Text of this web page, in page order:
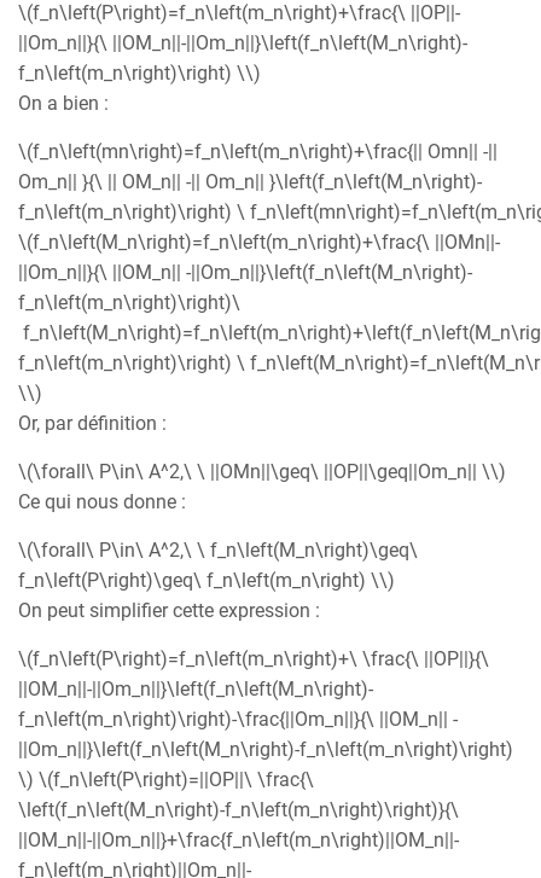
\(f_n\left(P\right)=f_n\left(m_n\right)+\frac{\ ||OP||-
||Om_n||}{\ ||OM_n||-||Om_n||}\left(f_n\left(M_n\right)-
f_n\left(m_n\right)\right) \\)
On a bien :
\(f_n\left(mn\right)=f_n\left(m_n\right)+\frac{|| Omn|| -||
Om_n|| }{\ || OM_n|| -|| Om_n|| }\left(f_n\left(M_n\right)-
f_n\left(m_n\right)\right) \
\(f_n\left(M_n\right)=f_n\left(m_n\right)+\frac{\ ||OMn||-
||Om_n||}{\ ||OM_n|| -||Om_n||}\left(f_n\left(M_n\right)-
f_n\left(m_n\right)\right)\
f_n\left(m_n\right)\right) \
\\)
Or, par définition :
\(\forall\ P\in\ A^2,\ \ ||OMn||\geq\ ||OP||\geq||Om_n|| \\)
Ce qui nous donne :
\(\forall\ P\in\ A^2,\ \ f_n\left(M_n\right)\geq\
f_n\left(P\right)\geq\ f_n\left(m_n\right) \\)
On peut simplifier cette expression :
\(f_n\left(P\right)=f_n\left(m_n\right)+\ \frac{\ ||OP||}{\
||OM_n||-||Om_n||}\left(f_n\left(M_n\right)-
f_n\left(m_n\right)\right)-\frac{||Om_n||}{\ ||OM_n|| -
||Om_n||}\left(f_n\left(M_n\right)-f_n\left(m_n\right)\right)
\) \(f_n\left(P\right)=||OP||\ \frac{\
\left(f_n\left(M_n\right)-f_n\left(m_n\right)\right)}{\
||OM_n||-||Om_n||}+\frac{f_n\left(m_n\right)||OM_n||-
f_n\left(m_n\right)||Om_n||-